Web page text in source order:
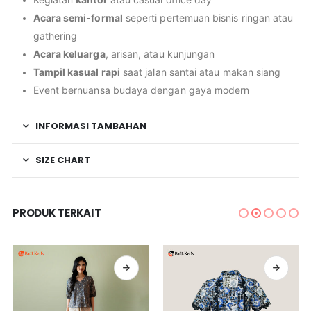
Acara semi-formal seperti pertemuan bisnis ringan atau
gathering
Acara keluarga, arisan, atau kunjungan
Tampil kasual rapi saat jalan santai atau makan siang
Event bernuansa budaya dengan gaya modern
INFORMASI TAMBAHAN
SIZE CHART
PRODUK TERKAIT